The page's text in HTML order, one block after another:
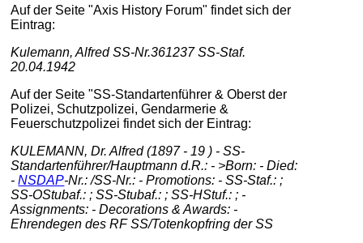
Auf der Seite "Axis History Forum" findet sich der
Eintrag:
Kulemann, Alfred SS-Nr.361237 SS-Staf.
20.04.1942
Auf der Seite "SS-Standartenführer & Oberst der
Polizei, Schutzpolizei, Gendarmerie &
Feuerschutzpolizei findet sich der Eintrag:
KULEMANN, Dr. Alfred (1897 - 19 ) - SS-
Standartenführer/Hauptmann d.R.: - >Born: - Died:
-NSDAP-Nr.: /SS-Nr.: - Promotions: - SS-Staf.: ;
SS-OStubaf.: ; SS-Stubaf.: ; SS-HStuf.: ; -
Assignments: - Decorations & Awards: -
Ehrendegen des RF SS/Totenkopfring der SS